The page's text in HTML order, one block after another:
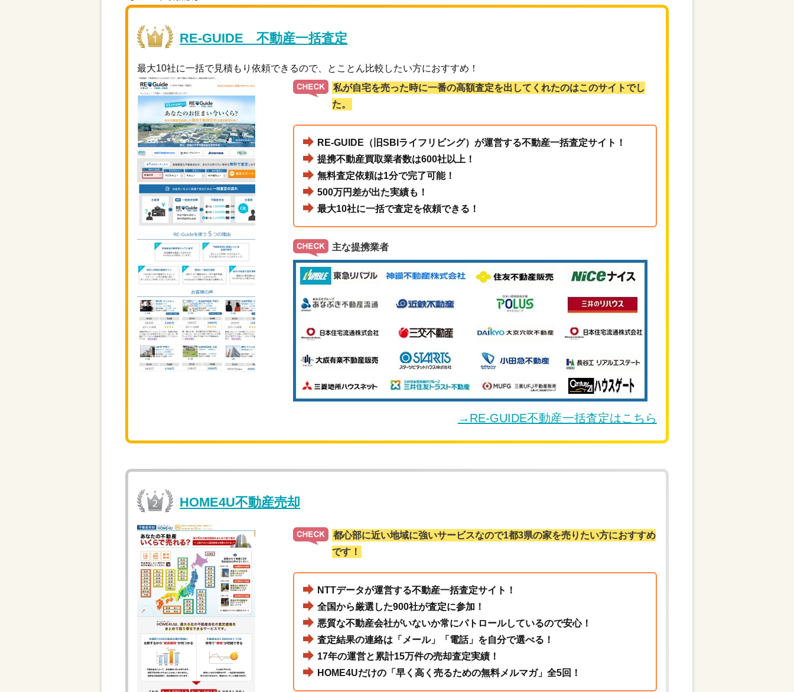
RE-GUIDE 不動産一括査定
最大10社に一括で見積もり依頼できるので、とことん比較したい方におすすめ！
私が自宅を売った時に一番の高額査定を出してくれたのはこのサイトでし
た。
RE-GUIDE（旧SBIライフリビング）が運営する不動産一括査定サイト！
提携不動産買取業者数は600社以上！
無料査定依頼は1分で完了可能！
500万円差が出た実績も！
最大10社に一括で査定を依頼できる！
主な提携業者
→RE-GUIDE不動産一括査定はこちら
HOME4U不動産売却
都心部に近い地域に強いサービスなので1都3県の家を売りたい方におすすめ
です！
NTTデータが運営する不動産一括査定サイト！
全国から厳選した900社が査定に参加！
悪質な不動産会社がいないか常にパトロールしているので安心！
査定結果の連絡は「メール」「電話」を自分で選べる！
17年の運営と累計15万件の売却査定実績！
HOME4Uだけの「早く高く売るための無料メルマガ」全5回！